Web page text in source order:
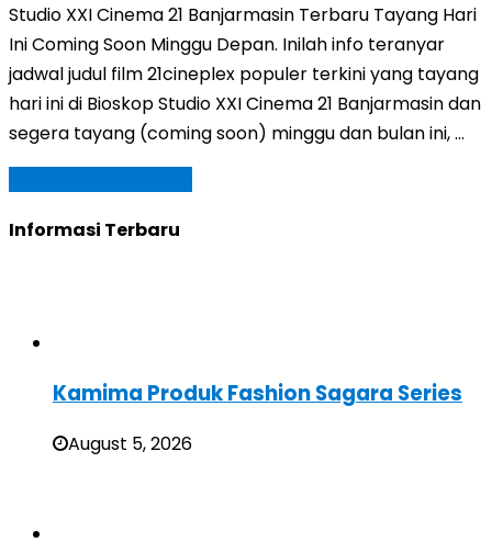
Studio XXI Cinema 21 Banjarmasin Terbaru Tayang Hari
Ini Coming Soon Minggu Depan. Inilah info teranyar
jadwal judul film 21cineplex populer terkini yang tayang
hari ini di Bioskop Studio XXI Cinema 21 Banjarmasin dan
segera tayang (coming soon) minggu dan bulan ini, …
Informasi Terbaru
Kamima Produk Fashion Sagara Series
August 5, 2026